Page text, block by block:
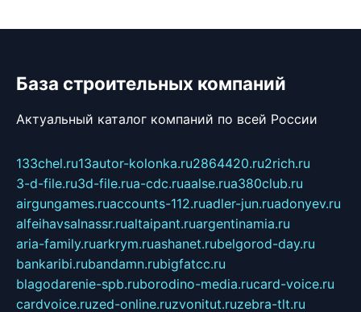
База строительных компаний
Актуальный каталог компаний по всей России
133chel.ru13autor-kolonka.ru2864420.ru2rich.ru
3-d-file.ru3d-file.rua-cdc.ruaalse.rua380club.ru
airgungames.ruaccounts-112.ruadler-jun.ruadonyev.ru
alfeihavsalnassr.rualtaipant.ruargentinamia.ru
aria-family.ruarkrym.ruashanet.rubelgorod-day.ru
bankaribi.rubandamn.rubigfatcc.ru
blagodarenie-spb.ruborodino-media.rucard-voice.ru
cardvoice.ruzed-online.ruzvonitut.ruzebra-tlt.ru